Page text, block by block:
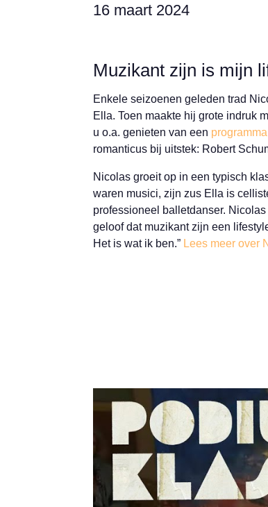
16 maart 2024
Muzikant zijn is mijn
Enkele seizoenen geleden trad
Ella. Toen maakte hij grote indruk
u o.a. genieten van een
romanticus bij uitstek: Robert
Nicolas groeit op in een typisch
waren musici, zijn zus Ella is
professioneel balletdanser.
geloof dat muzikant zijn een
Het is wat ik ben.” Lees meer over